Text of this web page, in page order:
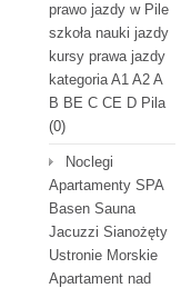
prawo jazdy w Pile
szkoła nauki jazdy
kursy prawa jazdy
kategoria A1 A2 A
B BE C CE D Pila
(0)
Noclegi
Apartamenty SPA
Basen Sauna
Jacuzzi Sianożęty
Ustronie Morskie
Apartament nad